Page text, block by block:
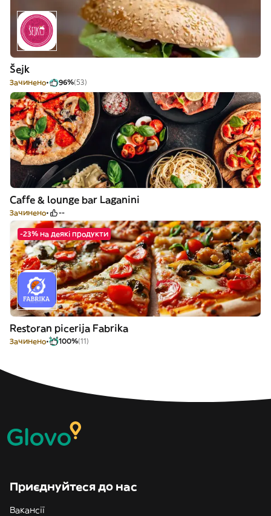
Šejk
Зачинено 96%(53)
Caffe & lounge bar Laganini
Зачинено --
-23% на деякі продукти
Restoran picerija Fabrika
Зачинено 100%(11)
Приєднуйтеся до нас
Вакансії